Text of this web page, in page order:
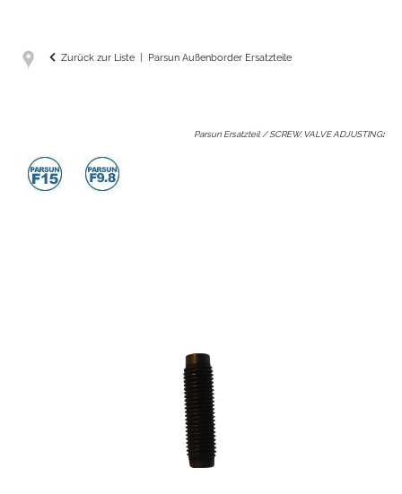
Zurück zur Liste Parsun Außenborder Ersatzteile
Parsun Ersatzteil / SCREW, VALVE ADJUSTING: